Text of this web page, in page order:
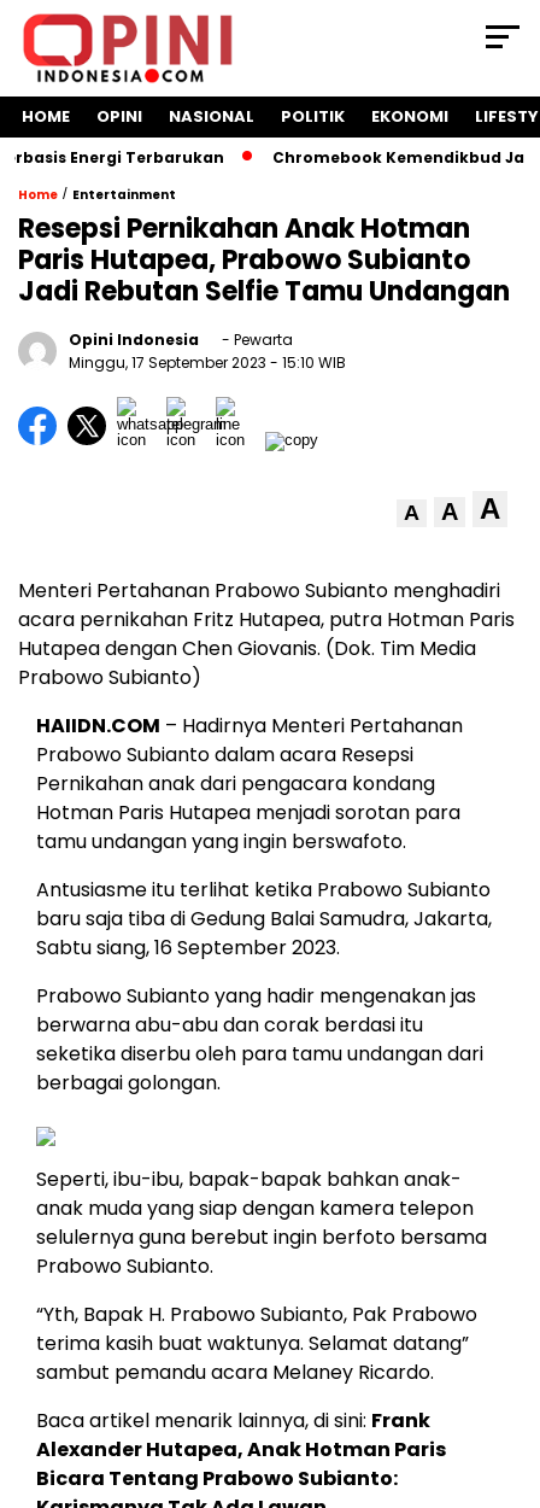
HOME OPINI NASIONAL POLITIK EKONOMI
Energi Terbarukan Chromebook Kemendikbud Jadi
Home / Entertainment
Resepsi Pernikahan Anak Hotman
Paris Hutapea, Prabowo Subianto
Jadi Rebutan Selfie Tamu Undangan
Opini Indonesia
- Pewarta
Minggu, 17 September 2023 - 15:10 WIB
A A A
Menteri Pertahanan Prabowo Subianto menghadiri
acara pernikahan Fritz Hutapea, putra Hotman Paris
Hutapea dengan Chen Giovanis. (Dok. Tim Media
Prabowo Subianto)
HAIIDN.COM – Hadirnya Menteri Pertahanan
Prabowo Subianto dalam acara Resepsi
Pernikahan anak dari pengacara kondang
Hotman Paris Hutapea menjadi sorotan para
tamu undangan yang ingin berswafoto.
Antusiasme itu terlihat ketika Prabowo Subianto
baru saja tiba di Gedung Balai Samudra, Jakarta,
Sabtu siang, 16 September 2023.
Prabowo Subianto yang hadir mengenakan jas
berwarna abu-abu dan corak berdasi itu
seketika diserbu oleh para tamu undangan dari
berbagai golongan.
Seperti, ibu-ibu, bapak-bapak bahkan anak-
anak muda yang siap dengan kamera telepon
selulernya guna berebut ingin berfoto bersama
Prabowo Subianto.
“Yth, Bapak H. Prabowo Subianto, Pak Prabowo
terima kasih buat waktunya. Selamat datang”
sambut pemandu acara Melaney Ricardo.
Baca artikel menarik lainnya, di sini: Frank
Alexander Hutapea, Anak Hotman Paris
Bicara Tentang Prabowo Subianto: